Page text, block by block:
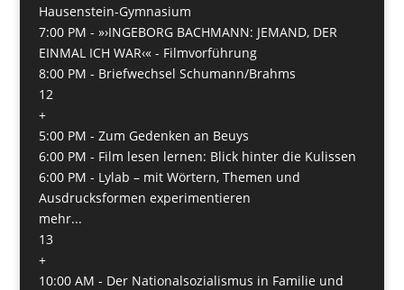
Hausenstein-Gymnasium
7:00 PM - »›INGEBORG BACHMANN: JEMAND, DER
EINMAL ICH WAR‹« - Filmvorführung
8:00 PM - Briefwechsel Schumann/Brahms
12
+
5:00 PM - Zum Gedenken an Beuys
6:00 PM - Film lesen lernen: Blick hinter die Kulissen
6:00 PM - Lylab – mit Wörtern, Themen und
Ausdrucksformen experimentieren
mehr...
13
+
10:00 AM - Der Nationalsozialismus in Familie und